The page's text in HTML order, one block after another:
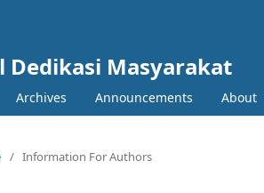
Dedikasi Masyarakat
Archives Announcements About
/ Information For Authors